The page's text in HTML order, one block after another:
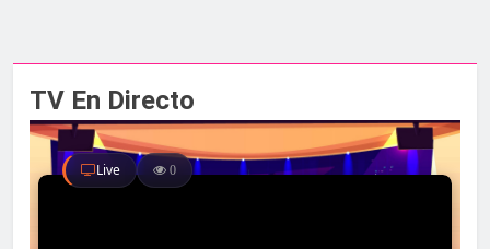
TV En Directo